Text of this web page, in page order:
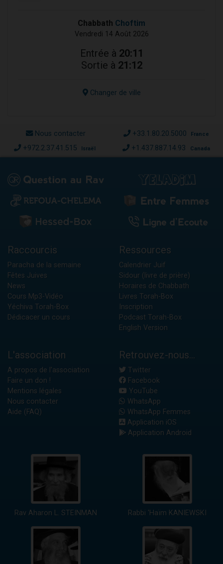
Chabbath Choftim
Vendredi 14 Août 2026
Entrée à 20:11
Sortie à 21:12
Changer de ville
Nous contacter +33.1.80.20.5000 France
+972.2.37.41.515 Israël +1.437.887.14.93 Canada
Raccourcis
Paracha de la semaine
Fêtes Juives
News
Cours Mp3-Vidéo
Yéchiva Torah-Box
Dédicacer un cours
Ressources
Calendrier Juif
Sidour (livre de prière)
Horaires de Chabbath
Livres Torah-Box
Inscription
Podcast Torah-Box
English Version
L'association
A propos de l'association
Faire un don !
Mentions légales
Nous contacter
Aide (FAQ)
Retrouvez-nous...
Twitter
Facebook
YouTube
WhatsApp
WhatsApp Femmes
Application iOS
Application Android
Rav Aharon L. STEINMAN Rabbi 'Haïm KANIEWSKI